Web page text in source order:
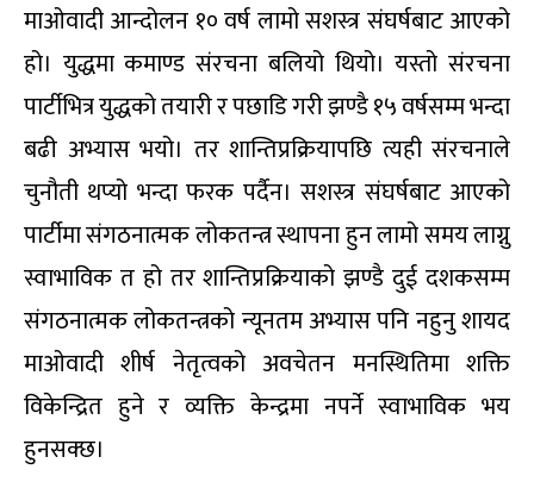
माओवादी आन्दोलन १० वर्ष लामो सशस्त्र संघर्षबाट आएको
हो। युद्धमा कमाण्ड संरचना बलियो थियो। यस्तो संरचना
पार्टीभित्र युद्धको तयारी र पछाडि गरी झण्डै १५ वर्षसम्म भन्दा
बढी अभ्यास भयो। तर शान्तिप्रक्रियापछि त्यही संरचनाले
चुनौती थप्यो भन्दा फरक पर्दैन। सशस्त्र संघर्षबाट आएको
पार्टीमा संगठनात्मक लोकतन्त्र स्थापना हुन लामो समय लाग्नु
स्वाभाविक त हो तर शान्तिप्रक्रियाको झण्डै दुई दशकसम्म
संगठनात्मक लोकतन्त्रको न्यूनतम अभ्यास पनि नहुनु शायद
माओवादी शीर्ष नेतृत्वको अवचेतन मनस्थितिमा शक्ति
विकेन्द्रित हुने र व्यक्ति केन्द्रमा नपर्ने स्वाभाविक भय
हुनसक्छ।